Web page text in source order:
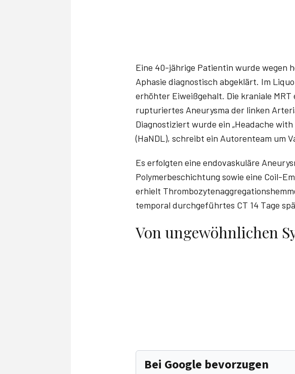
Eine 40-jährige Patientin wurde wegen
Aphasie diagnostisch abgeklärt. Im
erhöhter Eiweißgehalt. Die kraniale
rupturiertes Aneurysma der linken
Diagnostiziert wurde ein „Headache
(HaNDL), schreibt ­ein Autorenteam um
Es erfolgten eine endovaskuläre
Polymerbeschichtung sowie eine Coil-
erhielt
temporal durchgeführtes CT 14 Tage
Von ungewöhnlichen
Bei Google bevorzugen